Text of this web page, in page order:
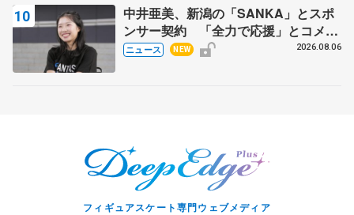
中井亜美、新潟の「SANKA」とスポ
ンサー契約 「全力で応援」とコメン
ト
ニュース NEW 2026.08.06
フィギュアスケート専門ウェブメディア